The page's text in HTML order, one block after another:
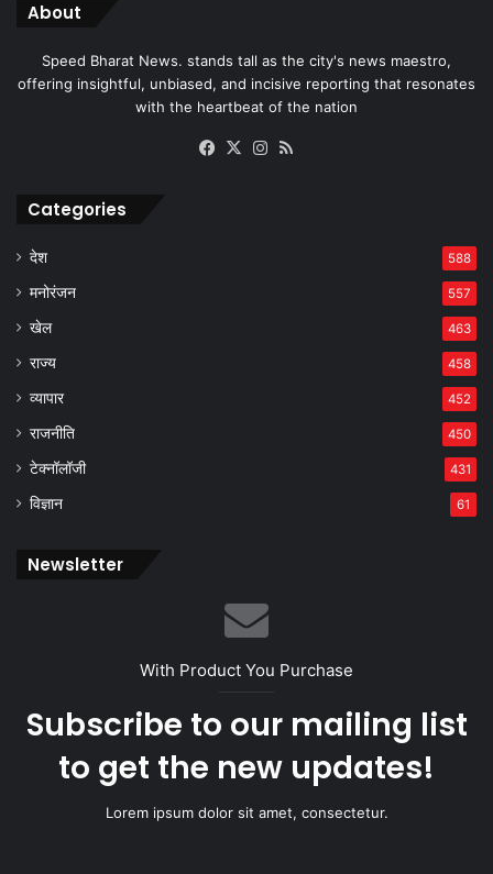
About
Speed Bharat News. stands tall as the city's news maestro,
offering insightful, unbiased, and incisive reporting that resonates
with the heartbeat of the nation
Facebook
X Instagram
Categories
देश 588
मनोरंजन 557
खेल 463
राज्य 458
व्यापार 452
राजनीति 450
टेक्नॉलॉजी 431
विज्ञान 61
Newsletter
With Product You Purchase
Subscribe to our mailing list
to get the new updates!
Lorem ipsum dolor sit amet, consectetur.